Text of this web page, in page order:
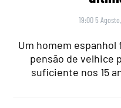
19:00 5
Um homem
pensão de velhice
suficiente nos 15